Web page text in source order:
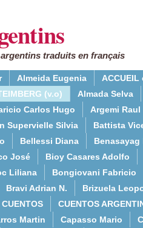
traduits en français
Almeida Eugenia
ACCUEIL
(v.o)
Almada Selva
Carlos Hugo
Argemi Raul
Supervielle Silvia
Battista
Bellessi Diana
Benasayag
José
Bioy Casares Adolfo
Liliana
Bongiovani Fabricio
Bravi Adrian N.
Brizuela
CUENTOS
CUENTOS
Martin Capasso Mario